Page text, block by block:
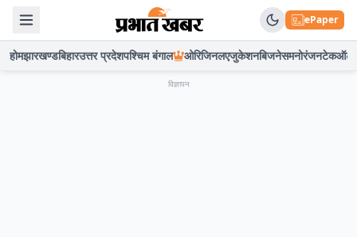
ePaper
होमझारखण्डबिहारउत्तर प्रदेशपश्चिम बंगाल ओरिजिनलएजुकेशनबिजनेसमनोरंजनटेकऑटो
विज्ञापन